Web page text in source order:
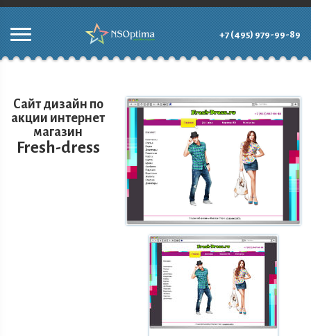
+7 (495) 979-99-89
Сайт дизайн по
акции интернет
магазин
Fresh-dress